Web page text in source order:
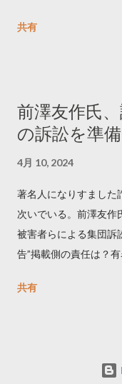
学しました。 ー バズ
トするのか？ https://
共有
前澤友作氏
の訴訟を準備
4月 10, 2024
著名人になりすました
次いでいる。前澤友作
被害者らによる集団訴
告”掲載側の責任は？
https://
https://txbiz.tv-
共有